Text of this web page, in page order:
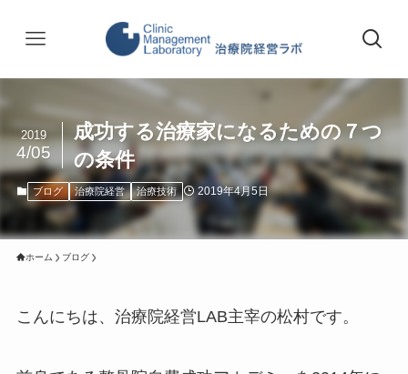
成功する治療家になるための７つ
の条件
2019
4/05
ブログ 治療院経営 治療技術 2019年4月5日
ホーム ブログ
こんにちは、治療院経営LAB主宰の松村です。